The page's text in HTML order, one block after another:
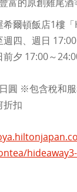
爾頓飯店1樓「
週四、週日
前夕 17:00～
圓 ※包含稅和
折扣